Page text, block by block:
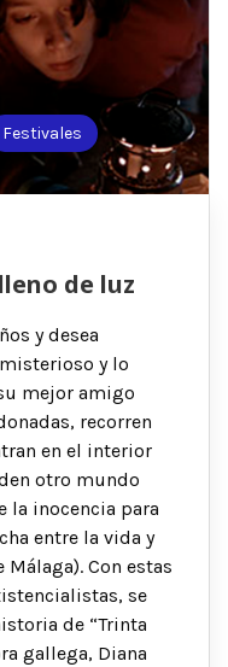
Festivales
de luz
y desea
y lo
mejor amigo
recorren
en el interior
otro mundo
la inocencia para
entre la vida y
Con estas
se
de “Trinta
gallega, Diana